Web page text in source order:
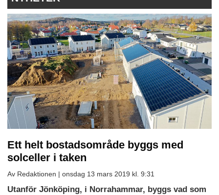
Ett helt bostadsområde byggs med
solceller i taken
Av Redaktionen | onsdag 13 mars 2019 kl. 9:31
Utanför Jönköping, i Norrahammar, byggs vad som